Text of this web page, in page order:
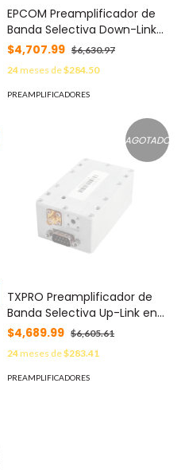
EPCOM Preamplificador de
Banda Selectiva Down-Link
para 850 MHz. MOD: BSA-
$4,707.99 $6,630.97
24meses de$284.50
PREAMPLIFICADORES
AGOTADO
TXPRO Preamplificador de
Banda Selectiva Up-Link en
850 MHz. MOD: BSA-850-U
$4,689.99 $6,605.61
24meses de$283.41
PREAMPLIFICADORES